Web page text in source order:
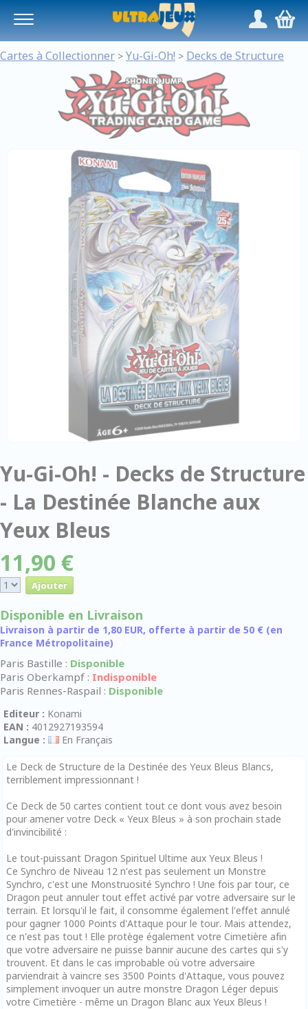
/,
Cartes à Collectionner > Yu-Gi-Oh! > Decks de Structure
Yu-Gi-Oh! - Decks de Structure
- La Destinée Blanche aux
Yeux Bleus
11,90 €
Disponible en Livraison
Livraison à partir de 1,80 EUR, offerte à partir de 50 € (en
France Métropolitaine)
Paris Bastille : Disponible
Paris Oberkampf : Indisponible
Paris Rennes-Raspail : Disponible
Editeur : Konami
EAN : 4012927193594
Langue :
En Français
Le Deck de Structure de la Destinée des Yeux Bleus Blancs,
terriblement impressionnant !
Ce Deck de 50 cartes contient tout ce dont vous avez besoin
pour amener votre Deck « Yeux Bleus » à son prochain stade
d'invincibilité :
Le tout-puissant Dragon Spirituel Ultime aux Yeux Bleus !
Ce Synchro de Niveau 12 n'est pas seulement un Monstre
Synchro, c'est une Monstruosité Synchro ! Une fois par tour, ce
Dragon peut annuler tout effet activé par votre adversaire sur le
terrain. Et lorsqu'il le fait, il consomme également l'effet annulé
pour gagner 1000 Points d'Attaque pour le tour. Mais attendez,
ce n'est pas tout ! Elle protège également votre Cimetière afin
que votre adversaire ne puisse bannir aucune des cartes qui s'y
trouvent. Et dans le cas improbable où votre adversaire
parviendrait à vaincre ses 3500 Points d'Attaque, vous pouvez
simplement invoquer un autre monstre Dragon Léger depuis
votre Cimetière - même un Dragon Blanc aux Yeux Bleus !